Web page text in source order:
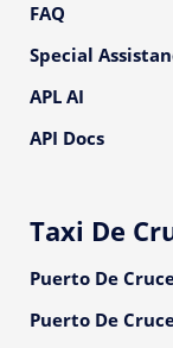
FAQ
Special
APL AI
API Docs
Taxi De
Puerto De
Puerto De